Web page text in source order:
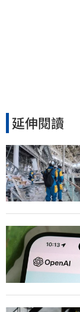
延伸閱讀